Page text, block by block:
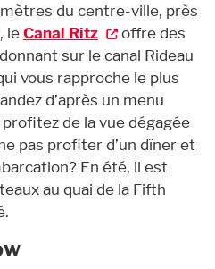
du centre-ville, près
leCanal Ritz
offre des
sur le canal Rideau
vous rapproche le plus
d’après un menu
de la vue dégagée
pas profiter d’un dîner et
En été, il est
au quai de la Fifth